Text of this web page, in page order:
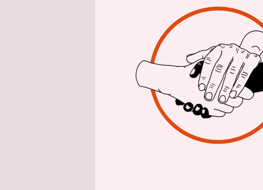
im Juli
ohnehin
Einem
Front
iPhones
Lab der